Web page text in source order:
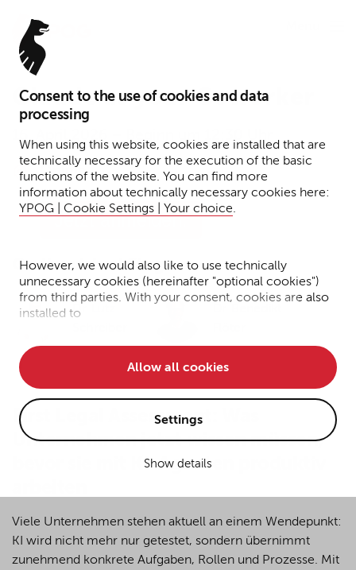
Consent to the use of cookies and data
processing
When using this website, cookies are installed that are
technically necessary for the execution of the basic
functions of the website. You can find more
information about technically necessary cookies here:
YPOG | Cookie Settings | Your choice.
However, we would also like to use technically
unnecessary cookies (hereinafter "optional cookies")
from third parties. With your consent, cookies are also
installed to
• improve the functionality of the website and
• Track your online behavior for targeted advertising
purposes.
to reject all optional cookies.
Allow all cookies
Settings
Show details
Claude as your Coworker
Online
Jetzt anmelden.
On the virtual Stage:
Dr. Lutz
First Legal Assessment: Was
Unternehmen jetzt wissen müssen,
bevor sie mit KI-Agenten produktiv
Viele Unternehmen stehen aktuell an einem Wendepunkt:
KI wird nicht mehr nur getestet, sondern übernimmt
zunehmend konkrete Aufgaben, Rollen und Prozesse. Mit